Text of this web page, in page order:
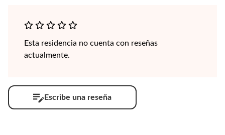
Esta residencia no cuenta con reseñas
actualmente.
Escribe una reseña